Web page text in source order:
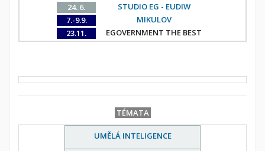
24. 6.
STUDIO EG - EUDIW
7.-9.9.
MIKULOV
23.11.
EGOVERNMENT THE BEST
TÉMATA
UMĚLÁ INTELIGENCE